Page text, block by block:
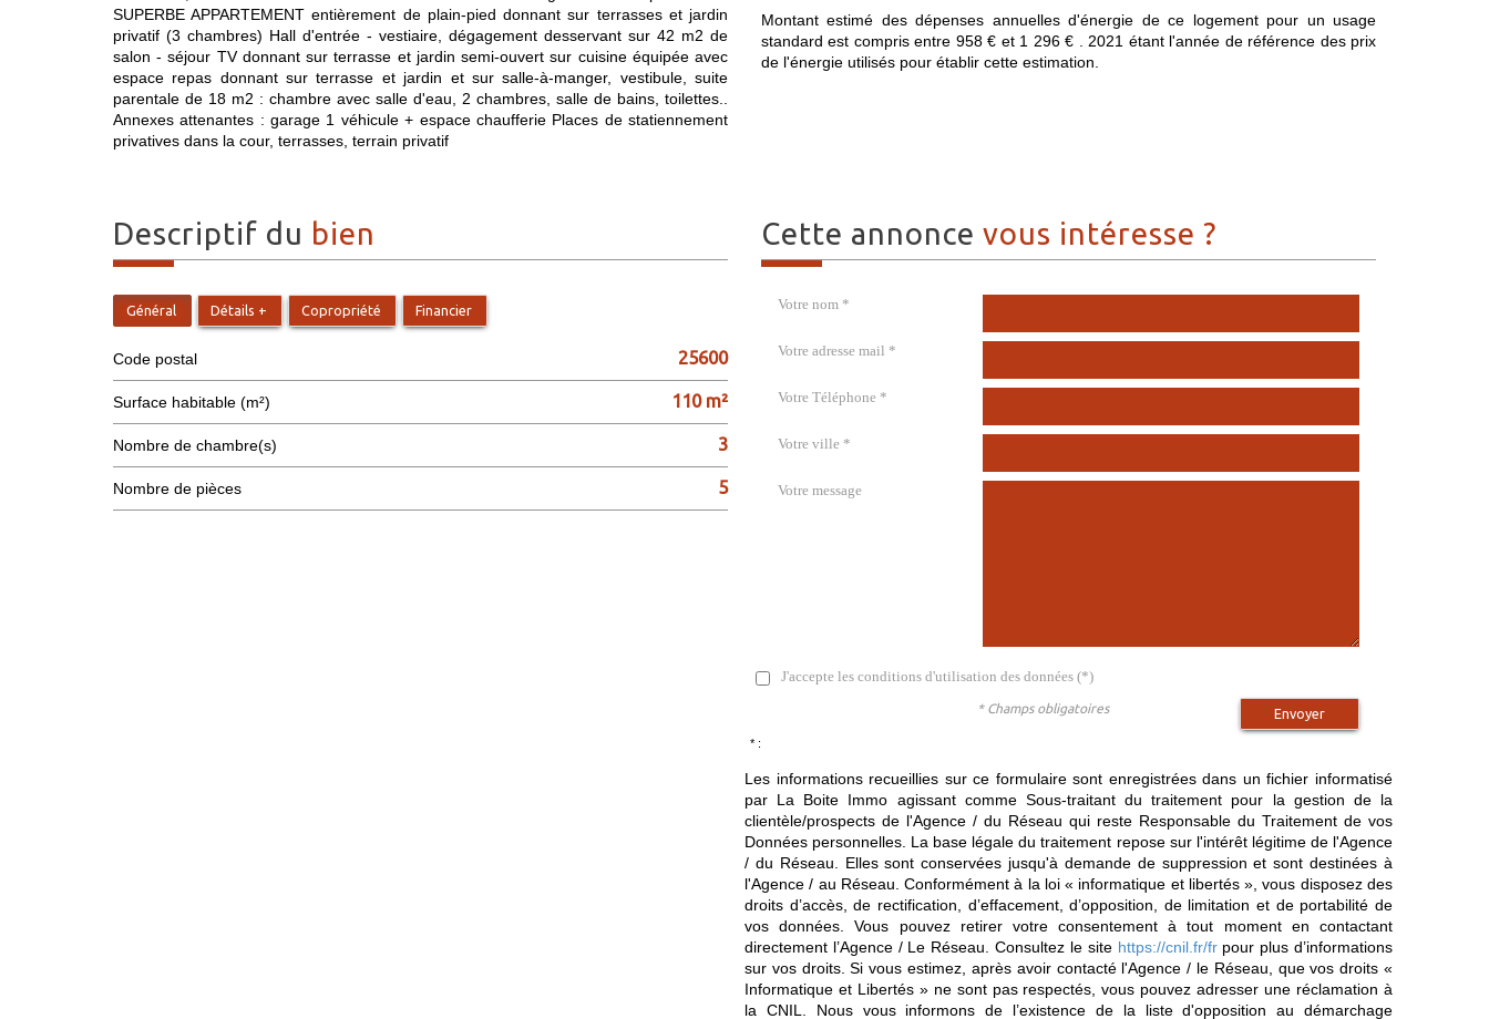
SUPERBE APPARTEMENT entièrement de plain-pied donnant sur terrasses et jardin
privatif (3 chambres) Hall d'entrée - vestiaire, dégagement desservant sur 42 m2 de
salon - séjour TV donnant sur terrasse et jardin semi-ouvert sur cuisine équipée avec
espace repas donnant sur terrasse et jardin et sur salle-à-manger, vestibule, suite
parentale de 18 m2 : chambre avec salle d'eau, 2 chambres, salle de bains, toilettes..
Annexes attenantes : garage 1 véhicule + espace chaufferie Places de statiennement
privatives dans la cour, terrasses, terrain privatif
Montant estimé des dépenses annuelles d'énergie de ce logement pour un usage
standard est compris entre 958 € et 1 296 € . 2021 étant l'année de référence des prix
de l'énergie utilisés pour établir cette estimation.
descriptif du bien
Général Détails + Copropriété Financier
Code postal 25600
Surface habitable (m²) 110 m²
Nombre de chambre(s) 3
Nombre de pièces 5
cette annonce vous intéresse ?
Votre nom *
Votre adresse mail *
Votre Téléphone *
Votre ville *
Votre message
J'accepte les conditions d'utilisation des données (*)
Envoyer
* Champs obligatoires
* :
Les informations recueillies sur ce formulaire sont enregistrées dans un fichier informatisé
par La Boite Immo agissant comme Sous-traitant du traitement pour la gestion de la
clientèle/prospects de l'Agence / du Réseau qui reste Responsable du Traitement de vos
Données personnelles. La base légale du traitement repose sur l'intérêt légitime de l'Agence
/ du Réseau. Elles sont conservées jusqu'à demande de suppression et sont destinées à
l'Agence / au Réseau. Conformément à la loi « informatique et libertés », vous disposez des
droits d’accès, de rectification, d’effacement, d’opposition, de limitation et de portabilité de
vos données. Vous pouvez retirer votre consentement à tout moment en contactant
directement l’Agence / Le Réseau. Consultez le site https://cnil.fr/frpour plus d’informations
sur vos droits. Si vous estimez, après avoir contacté l'Agence / le Réseau, que vos droits «
Informatique et Libertés » ne sont pas respectés, vous pouvez adresser une réclamation à
la CNIL. Nous vous informons de l’existence de la liste d'opposition au démarchage